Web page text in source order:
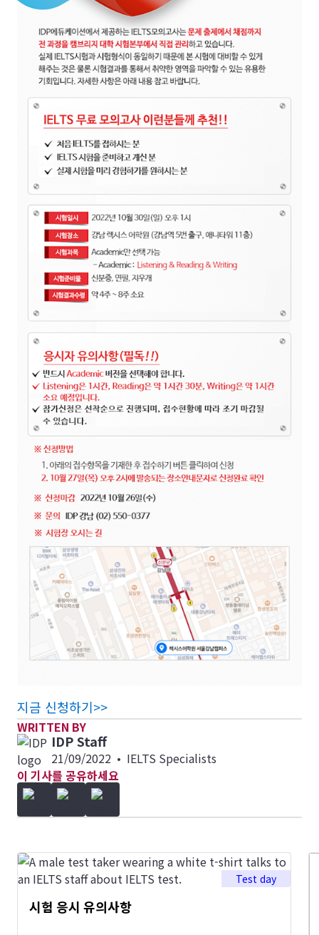
지금 신청하기>>
WRITTEN BY
IDP Staff
21/09/2022 • IELTS Specialists
이 기사를 공유하세요
Test day
시험 응시 유의사항